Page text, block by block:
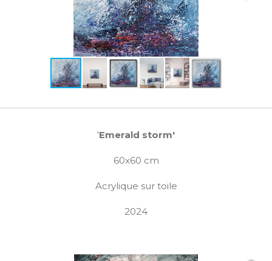
'Emerald storm'
60x60 cm
Acrylique sur toile
2024